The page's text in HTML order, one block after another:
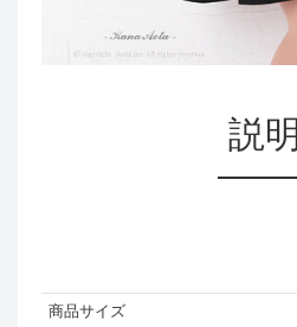
説明
商品サイズ